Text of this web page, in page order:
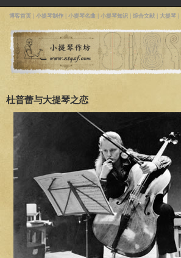
博客首页 小提琴制作 小提琴名曲 小提琴知识 综合文献 大提琴
杜普蕾与大提琴之恋